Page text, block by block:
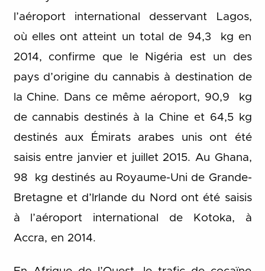
l’aéroport international desservant Lagos,
où elles ont atteint un total de 94,3 kg en
2014, confirme que le Nigéria est un des
pays d’origine du cannabis à destination de
la Chine. Dans ce même aéroport, 90,9 kg
de cannabis destinés à la Chine et 64,5 kg
destinés aux Émirats arabes unis ont été
saisis entre janvier et juillet 2015. Au Ghana,
98 kg destinés au Royaume-Uni de Grande-
Bretagne et d’Irlande du Nord ont été saisis
à l’aéroport international de Kotoka, à
Accra, en 2014.